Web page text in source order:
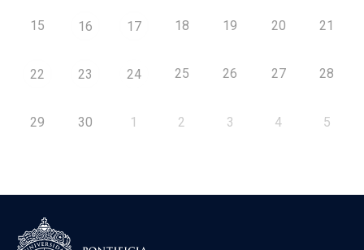
15 16 17 18 19 20 21
22 23 24 25 26 27 28
29 30 1 2 3 4 5